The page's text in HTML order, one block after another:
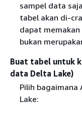
sampel data
tabel akan di-
dapat
bukan
Buat tabel untuk
data Delta Lake)
Pilih
Lake: